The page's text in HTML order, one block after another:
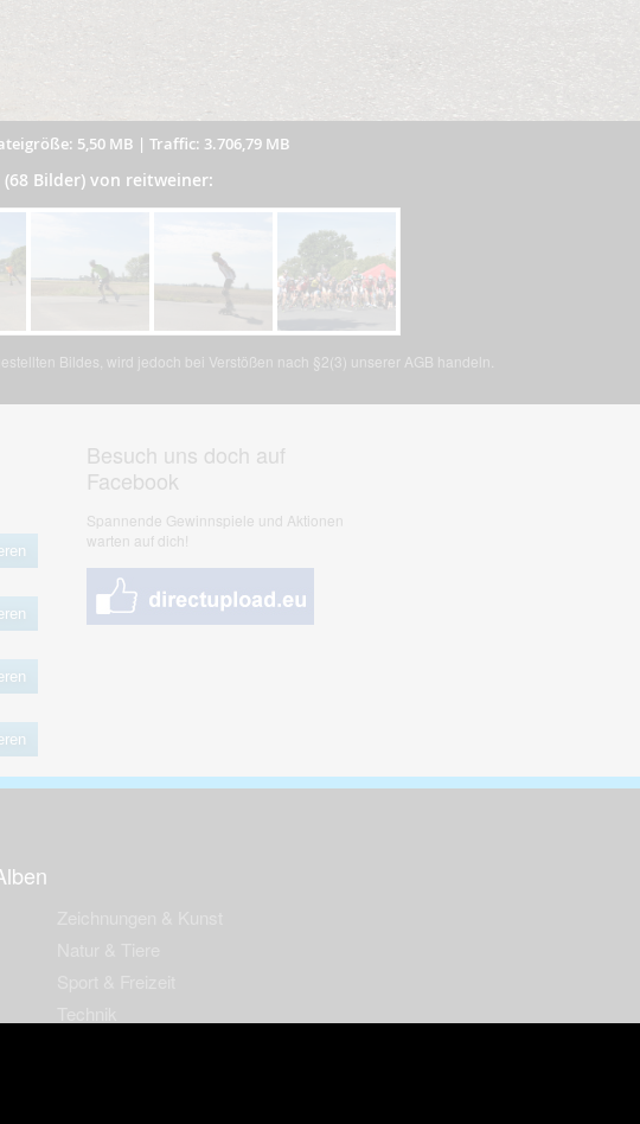
5,50 MB | Traffic: 3.706,79 MB
(68 Bilder) von reitweiner:
Bildes, wird jedoch bei Verstößen nach §2(3) unserer AGB handeln.
Besuch uns doch auf
Facebook
Spannende Gewinnspiele und Aktionen
warten auf dich!